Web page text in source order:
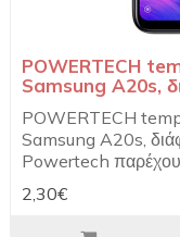
POWERTECH
Samsung A20s,
POWERTECH
Samsung A20s,
Powertech
2,30€